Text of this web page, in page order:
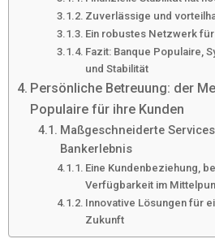
Zuverlässige und
Ein robustes Netzwerk
Fazit: Banque Populaire,
und Stabilität
Persönliche Betreuung: der
Populaire für ihre Kunden
Maßgeschneiderte
Bankerlebnis
Eine Kundenbeziehung,
Verfügbarkeit im
Innovative Lösungen für
Zukunft